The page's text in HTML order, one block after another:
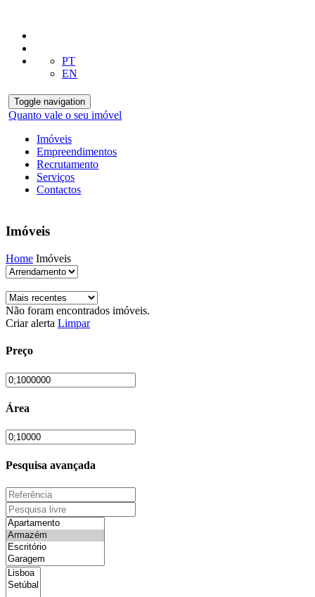
PT
EN
Toggle navigation
Quanto vale o seu imóvel
Imóveis
Empreendimentos
Recrutamento
Serviços
Contactos
Imóveis
Home Imóveis
Não foram encontrados imóveis.
Criar alerta Limpar
Preço
Área
Pesquisa avançada